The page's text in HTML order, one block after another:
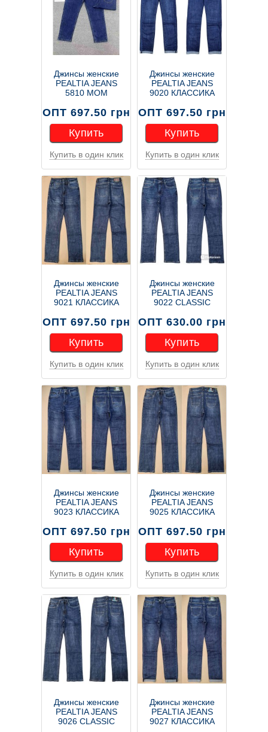
Джинсы женские
PEALTIA JEANS
5810 МОМ
ОПТ 697.50 грн
Купить
Купить
Купить в один клик
Джинсы женские
PEALTIA JEANS
9020 КЛАССИКА
ОПТ 697.50 грн
Купить
Купить
Купить в один клик
Джинсы женские
PEALTIA JEANS
9021 КЛАССИКА
ОПТ 697.50 грн
Купить
Купить
Купить в один клик
Джинсы женские
PEALTIA JEANS
9022 CLASSIC
ОПТ 630.00 грн
Купить
Купить
Купить в один клик
Джинсы женские
PEALTIA JEANS
9023 КЛАССИКА
ОПТ 697.50 грн
Купить
Купить
Купить в один клик
Джинсы женские
PEALTIA JEANS
9025 КЛАССИКА
ОПТ 697.50 грн
Купить
Купить
Купить в один клик
Джинсы женские
PEALTIA JEANS
9026 CLASSIC
Джинсы женские
PEALTIA JEANS
9027 КЛАССИКА